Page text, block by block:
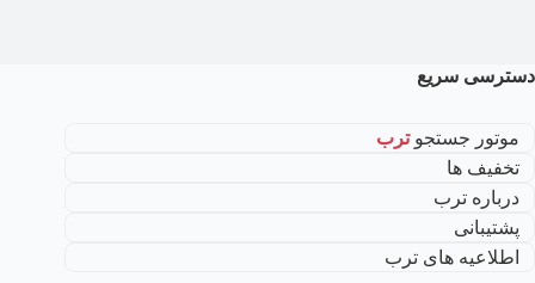
دسترسی سریع
موتور جستجوترب
تخفیف ها
درباره ترب
پشتیبانی
اطلاعیه های ترب